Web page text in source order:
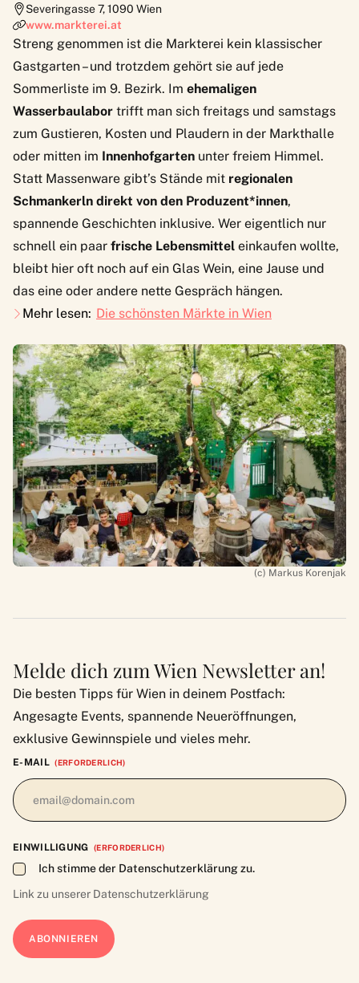
Severingasse 7,1090 Wien
www.markterei.at
Streng genommen ist die Markterei kein klassischer
Gastgarten – und trotzdem gehört sie auf jede
Sommerliste im 9. Bezirk. Im ehemaligen
Wasserbaulabor trifft man sich freitags und samstags
zum Gustieren, Kosten und Plaudern in der Markthalle
oder mitten im Innenhofgarten unter freiem Himmel.
Statt Massenware gibt’s Stände mit regionalen
Schmankerln direkt von den Produzent*innen,
spannende Geschichten inklusive. Wer eigentlich nur
schnell ein paar frische Lebensmittel einkaufen wollte,
bleibt hier oft noch auf ein Glas Wein, eine Jause und
das eine oder andere nette Gespräch hängen.
Mehr lesen: Die schönsten Märkte in Wien
(c) Markus Korenjak
Melde dich zum Wien Newsletter an!
Die besten Tipps für Wien in deinem Postfach:
Angesagte Events, spannende Neueröffnungen,
exklusive Gewinnspiele und vieles mehr.
E-MAIL (ERFORDERLICH)
EINWILLIGUNG (ERFORDERLICH)
Ich stimme der Datenschutzerklärung zu.
Link zu unserer Datenschutzerklärung